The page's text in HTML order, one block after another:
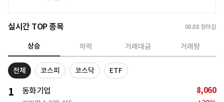
실시간 TOP 종목 08.08 장마감
상승 하락 거래대금 거래량
전체 코스피 코스닥 ETF
1 동화기업 8,060